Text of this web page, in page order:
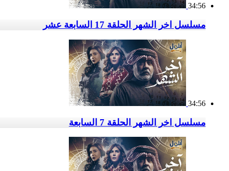
34:56
مسلسل اخر الشهر الحلقة 17 السابعة عشر
34:56
مسلسل اخر الشهر الحلقة 7 السابعة